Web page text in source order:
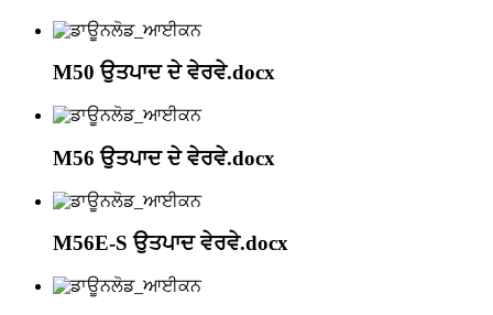
M50 ਉਤਪਾਦ ਦੇ ਵੇਰਵੇ.docx
M56 ਉਤਪਾਦ ਦੇ ਵੇਰਵੇ.docx
M56E-S ਉਤਪਾਦ ਵੇਰਵੇ.docx